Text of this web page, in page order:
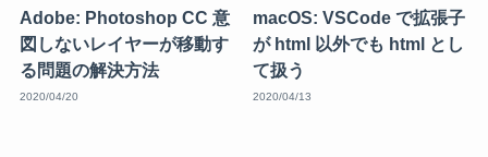
Adobe: Photoshop CC 意
図しないレイヤーが移動す
る問題の解決方法
2020/04/20
macOS: VSCode で拡張子
が html 以外でも html とし
て扱う
2020/04/13